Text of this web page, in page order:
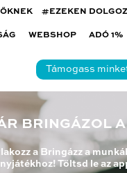
#EZEKEN
WEBSHOP ADÓ 1%
Támogass
BRINGÁZOL
a Bringázz a
Töltsd le az